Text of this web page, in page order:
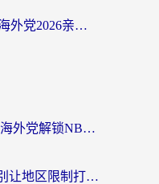
ChickCN和西游哪个好？海外党2026亲测回国加速器选择指南（附expressvpn中国对比）
在美国如何看腾讯体育？海外党解锁NBA欧洲杯直播的终极攻略
在国外如何看B站动漫？别让地区限制打断你的追番节奏